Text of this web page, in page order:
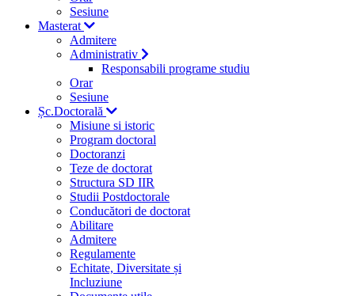
Sesiune
Masterat
Admitere
Administrativ
Responsabili programe studiu
Orar
Sesiune
Șc.Doctorală
Misiune si istoric
Program doctoral
Doctoranzi
Teze de doctorat
Structura SD IIR
Studii Postdoctorale
Conducători de doctorat
Abilitare
Admitere
Regulamente
Echitate, Diversitate și
Incluziune